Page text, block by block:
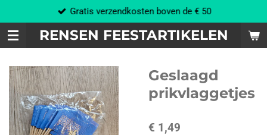
direct
naar
de
hoofdinhoud
RENSEN FEESTARTIKELEN
Gratis verzendkosten boven de € 50
Geslaagd
prikvlaggetjes
€ 1,49